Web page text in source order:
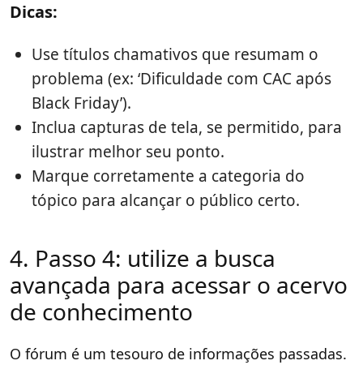
Dicas:
Use títulos chamativos que resumam o
problema (ex: ‘Dificuldade com CAC após
Black Friday’).
Inclua capturas de tela, se permitido, para
ilustrar melhor seu ponto.
Marque corretamente a categoria do
tópico para alcançar o público certo.
4. Passo 4: utilize a busca
avançada para acessar o acervo
de conhecimento
O fórum é um tesouro de informações passadas.